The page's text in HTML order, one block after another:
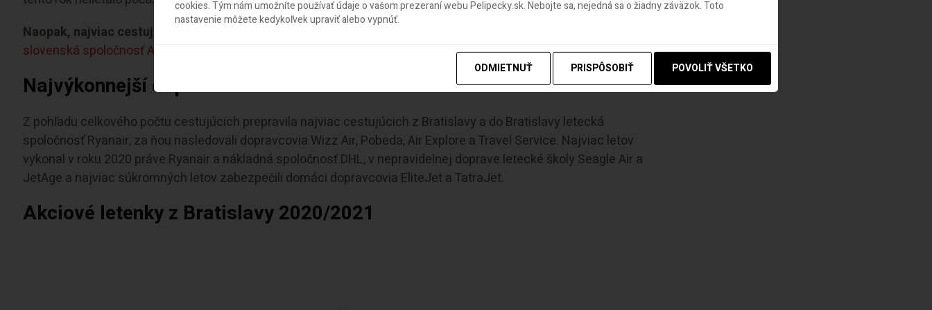
Naopak, najviac cestujúcich pribudlo na trase do chorvátskeho Splitu, ktorý v roku 2020 prvýkrát
slovenská spoločnosť AirExplore
Najvýkonnejší dopravcovia
Z pohľadu celkového počtu cestujúcich prepravila najviac cestujúcich z Bratislavy a do Bratislavy letecká
spoločnosť Ryanair, za ňou nasledovali dopravcovia Wizz Air, Pobeda, Air Explore a Travel Service. Najviac letov
vykonal v roku 2020 práve Ryanair a nákladná spoločnosť DHL, v nepravidelnej doprave letecké školy Seagle Air a
JetAge a najviac súkromných letov zabezpečili domáci dopravcovia EliteJet a TatraJet.
Akciové letenky z Bratislavy 2020/2021
cookies. Tým nám umožníte používať údaje o vašom prezeraní webu Pelipecky.sk. Nebojte sa, nejedná sa o žiadny záväzok. Toto
nastavenie môžete kedykoľvek upraviť alebo vypnúť.
ODMIETNUŤ PRISPÔSOBIŤ POVOLIŤ VŠETKO